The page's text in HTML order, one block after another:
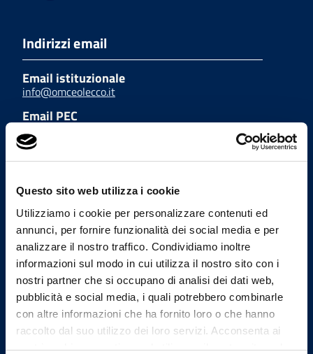
Questo sito web utilizza i cookie
Utilizziamo i cookie per personalizzare contenuti ed
annunci, per fornire funzionalità dei social media e per
analizzare il nostro traffico. Condividiamo inoltre
informazioni sul modo in cui utilizza il nostro sito con i
nostri partner che si occupano di analisi dei dati web,
pubblicità e social media, i quali potrebbero combinarle
con altre informazioni che ha fornito loro o che hanno
raccolto dal suo utilizzo dei loro servizi. Acconsenta ai
nostri cookie se continua ad utilizzare il nostro sito web.
Indirizzi email
Email istituzionale
info@omceolecco.it
Email PEC
segreteria.lc@pec.omceo.it
Uffici
Indirizzo
Corso Martiri della Liberazione n° 86
Lecco
Tel.
0341364956
Mail